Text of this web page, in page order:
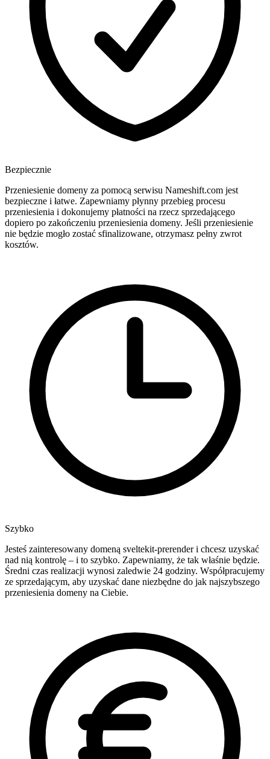
Bezpiecznie
Przeniesienie domeny za pomocą serwisu Nameshift.com jest
bezpieczne i łatwe. Zapewniamy płynny przebieg procesu
przeniesienia i dokonujemy płatności na rzecz sprzedającego
dopiero po zakończeniu przeniesienia domeny. Jeśli przeniesienie
nie będzie mogło zostać sfinalizowane, otrzymasz pełny zwrot
kosztów.
Szybko
Jesteś zainteresowany domeną sveltekit-prerender i chcesz uzyskać
nad nią kontrolę – i to szybko. Zapewniamy, że tak właśnie będzie.
Średni czas realizacji wynosi zaledwie 24 godziny. Współpracujemy
ze sprzedającym, aby uzyskać dane niezbędne do jak najszybszego
przeniesienia domeny na Ciebie.